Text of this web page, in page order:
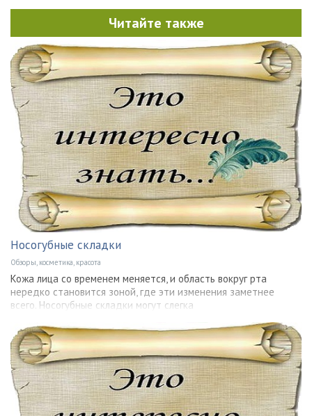
Читайте также
Носогубные складки
Обзоры, косметика, красота
Кожа лица со временем меняется, и область вокруг рта
нередко становится зоной, где эти изменения заметнее
всего. Носогубные складки могут слегка